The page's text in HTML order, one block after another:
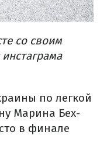
со своим
по легкой
Марина Бех-
в финале